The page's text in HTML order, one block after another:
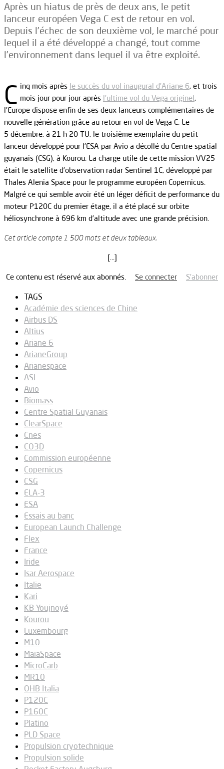
Après un hiatus de près de deux ans, le petit
lanceur européen Vega C est de retour en vol.
Depuis l’échec de son deuxième vol, le marché pour
lequel il a été développé a changé, tout comme
l’environnement dans lequel il va être exploité.
C inq mois après le succès du vol inaugural d’Ariane 6, et trois
mois jour pour jour après l’ultime vol du Vega originel,
l’Europe dispose enfin de ses deux lanceurs complémentaires de
nouvelle génération grâce au retour en vol de Vega C. Le
5 décembre, à 21 h 20 TU, le troisième exemplaire du petit
lanceur développé pour l’ESA par Avio a décollé du Centre spatial
guyanais (CSG), à Kourou. La charge utile de cette mission VV25
était le satellite d’observation radar Sentinel 1C, développé par
Thales Alenia Space pour le programme européen Copernicus.
Malgré ce qui semble avoir été un léger déficit de performance du
moteur P120C du premier étage, il a été placé sur orbite
héliosynchrone à 696 km d’altitude avec une grande précision.
Cet article compte 1 500 mots et deux tableaux.
[…]
Ce contenu est réservé aux abonnés. Se connecter S’abonner
TAGS
Académie des sciences de Chine
Airbus DS
Altius
Ariane 6
ArianeGroup
Arianespace
ASI
Avio
Biomass
Centre Spatial Guyanais
ClearSpace
Cnes
CO3D
Commission européenne
Copernicus
CSG
ELA-3
ESA
Essais au banc
European Launch Challenge
Flex
France
Iride
Isar Aerospace
Italie
Kari
KB Youjnoyé
Kourou
Luxembourg
M10
MaiaSpace
MicroCarb
MR10
OHB Italia
P120C
P160C
Platino
PLD Space
Propulsion cryotechnique
Propulsion solide